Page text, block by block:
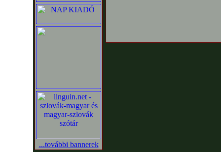
...további bannerek